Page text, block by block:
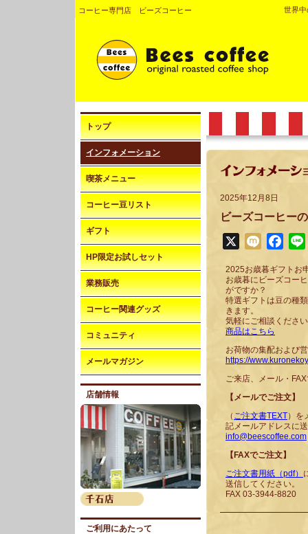
コーヒー専門店 ビーズコーヒー 世界
トップ
インフォメーション
喫茶メニュー
コーヒー豆リスト
ギフト
HP限定お試しセット
業務販売
コーヒー関連グッズ
コミュニティ
メールマガジン
店舗情報
ご利用にあたって
2025年12月8日
ビーズコーヒー
Mixi
2025お歳暮ギフトお
お歳暮にビーズコー
がですか？
特選ギフトは豆の種
きます。
気軽にご相談くださ
商品はこちら
お荷物の集配および
https://
ご来店、メール・
【メールでご注文】
（ ご注文書TEXT）を
記メールアドレスに
info@beescoffee.com
【FAXでご注文】
ご注文書用紙（pdf）
送信してください。
FAX 03-3944-8820